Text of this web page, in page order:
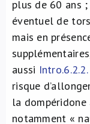
plus de 60 ans
éventuel de
mais en
aussi
risque
la
notamment «